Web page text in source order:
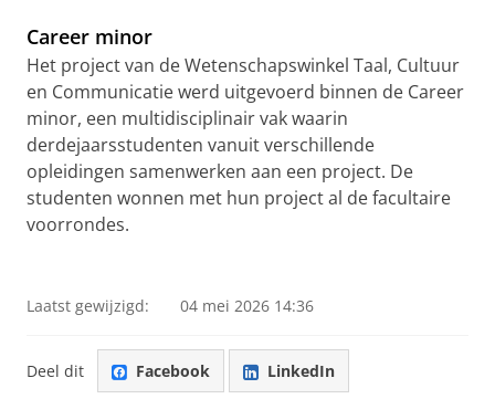
Career minor
Het project van de Wetenschapswinkel Taal, Cultuur
en Communicatie werd uitgevoerd binnen de Career
minor, een multidisciplinair vak waarin
derdejaarsstudenten vanuit verschillende
opleidingen samenwerken aan een project. De
studenten wonnen met hun project al de facultaire
voorrondes.
Ben Feringa Impact Awards - Cultural engagement of
Laatst gewijzigd: 04 mei 2026 14:36
Deel dit Facebook LinkedIn